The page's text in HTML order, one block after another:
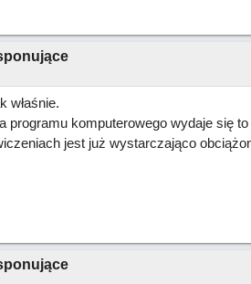
właśnie.
programu komputerowego wydaje się
jest już wystarczająco